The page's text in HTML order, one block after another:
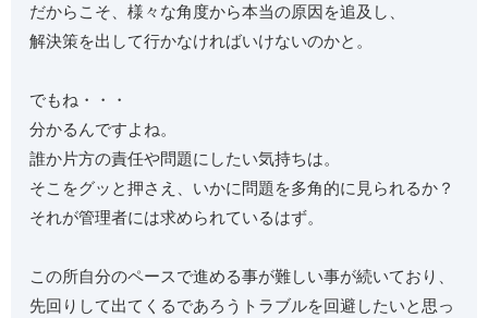
だからこそ、様々な角度から本当の原因を追及し、
解決策を出して行かなければいけないのかと。
でもね・・・
分かるんですよね。
誰か片方の責任や問題にしたい気持ちは。
そこをグッと押さえ、いかに問題を多角的に見られるか？
それが管理者には求められているはず。
この所自分のペースで進める事が難しい事が続いており、
先回りして出てくるであろうトラブルを回避したいと思っ